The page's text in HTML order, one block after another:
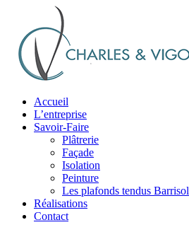
Accueil
L’entreprise
Savoir-Faire
Plâtrerie
Façade
Isolation
Peinture
Les plafonds tendus Barrisol
Réalisations
Contact